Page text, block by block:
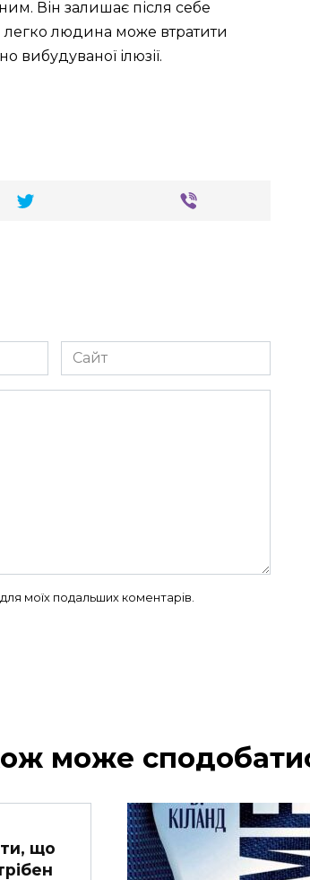
Він залишає після себе
легко людина може втратити
вибудуваної ілюзії.
Сайт
моїх подальших коментарів.
може
що